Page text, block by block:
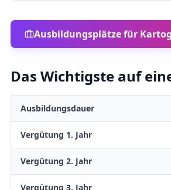
Ausbildungsplätze für
Das Wichtigste auf
Ausbildungsdauer
Vergütung 1. Jahr
Vergütung 2. Jahr
Vergütung 3. Jahr